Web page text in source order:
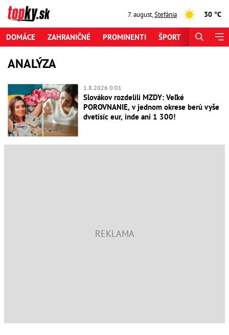
7. august,Štefánia 30 °C
DOMÁCE ZAHRANIČNÉ PROMINENTI ŠPORT
ANALÝZA
1.8.2026 0:01
Slovákov rozdelili MZDY: Veľké
POROVNANIE, v jednom okrese berú vyše
dvetisíc eur, inde ani 1 300!